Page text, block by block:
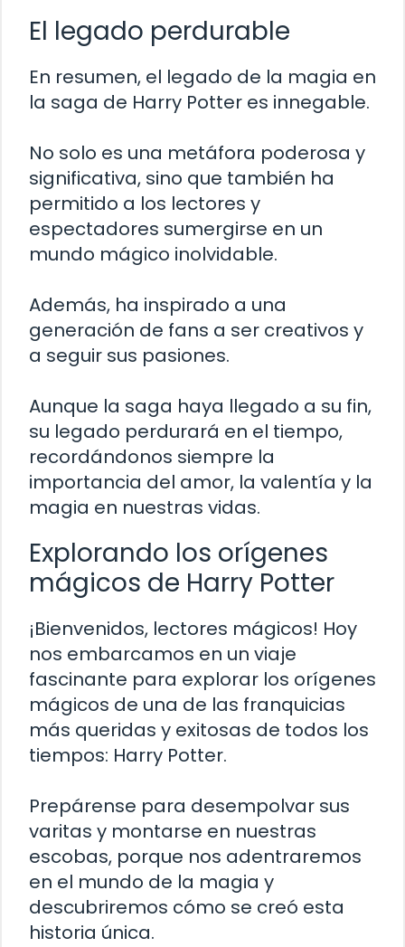
El legado perdurable
En resumen, el legado de la magia en
la saga de Harry Potter es innegable.
No solo es una metáfora poderosa y
significativa, sino que también ha
permitido a los lectores y
espectadores sumergirse en un
mundo mágico inolvidable.
Además, ha inspirado a una
generación de fans a ser creativos y
a seguir sus pasiones.
Aunque la saga haya llegado a su fin,
su legado perdurará en el tiempo,
recordándonos siempre la
importancia del amor, la valentía y la
magia en nuestras vidas.
Explorando los orígenes
mágicos de Harry Potter
¡Bienvenidos, lectores mágicos! Hoy
nos embarcamos en un viaje
fascinante para explorar los orígenes
mágicos de una de las franquicias
más queridas y exitosas de todos los
tiempos: Harry Potter.
Prepárense para desempolvar sus
varitas y montarse en nuestras
escobas, porque nos adentraremos
en el mundo de la magia y
descubriremos cómo se creó esta
historia única.